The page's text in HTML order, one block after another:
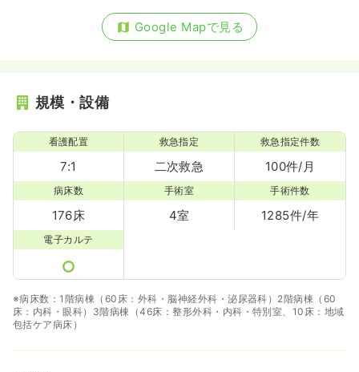
Google Mapで見る
規模・設備
看護配置
7:1
救急指定
二次救急
救急指定件数
100件/月
病床数
176床
手術室
4室
手術件数
1285件/年
電子カルテ
※病床数：1階病棟（60床：外科・脳神経外科・泌尿器科）2階病棟（60
床：内科・眼科）3階病棟（46床：整形外科・内科・特別室、10床：地域
包括ケア病床）